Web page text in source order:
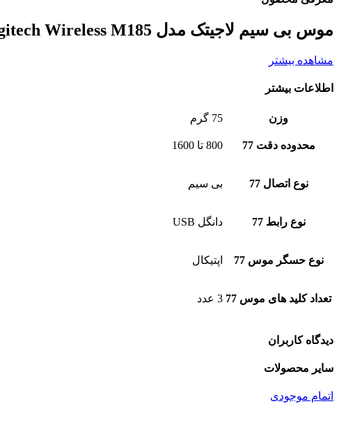
موس بی سیم لاجیتک مدل Mouse Logitech Wireless M185
مشاهده بیشتر
اطلاعات بیشتر
وزن 75 گرم
محدوده دقت 77 800 تا 1600
نوع اتصال 77 بی سیم
نوع رابط 77 دانگل USB
نوع حسگر موس 77 اپتیکال
تعداد کلید های موس 77 3 عدد
دیدگاه کاربران
سایر محصولات
اتمام موجودی